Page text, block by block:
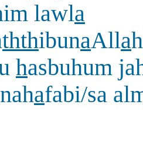
lawla
ththibunaAlla
hasbuhum
afabi/sa